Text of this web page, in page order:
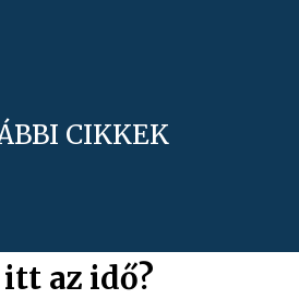
CIKKEK
az idő?